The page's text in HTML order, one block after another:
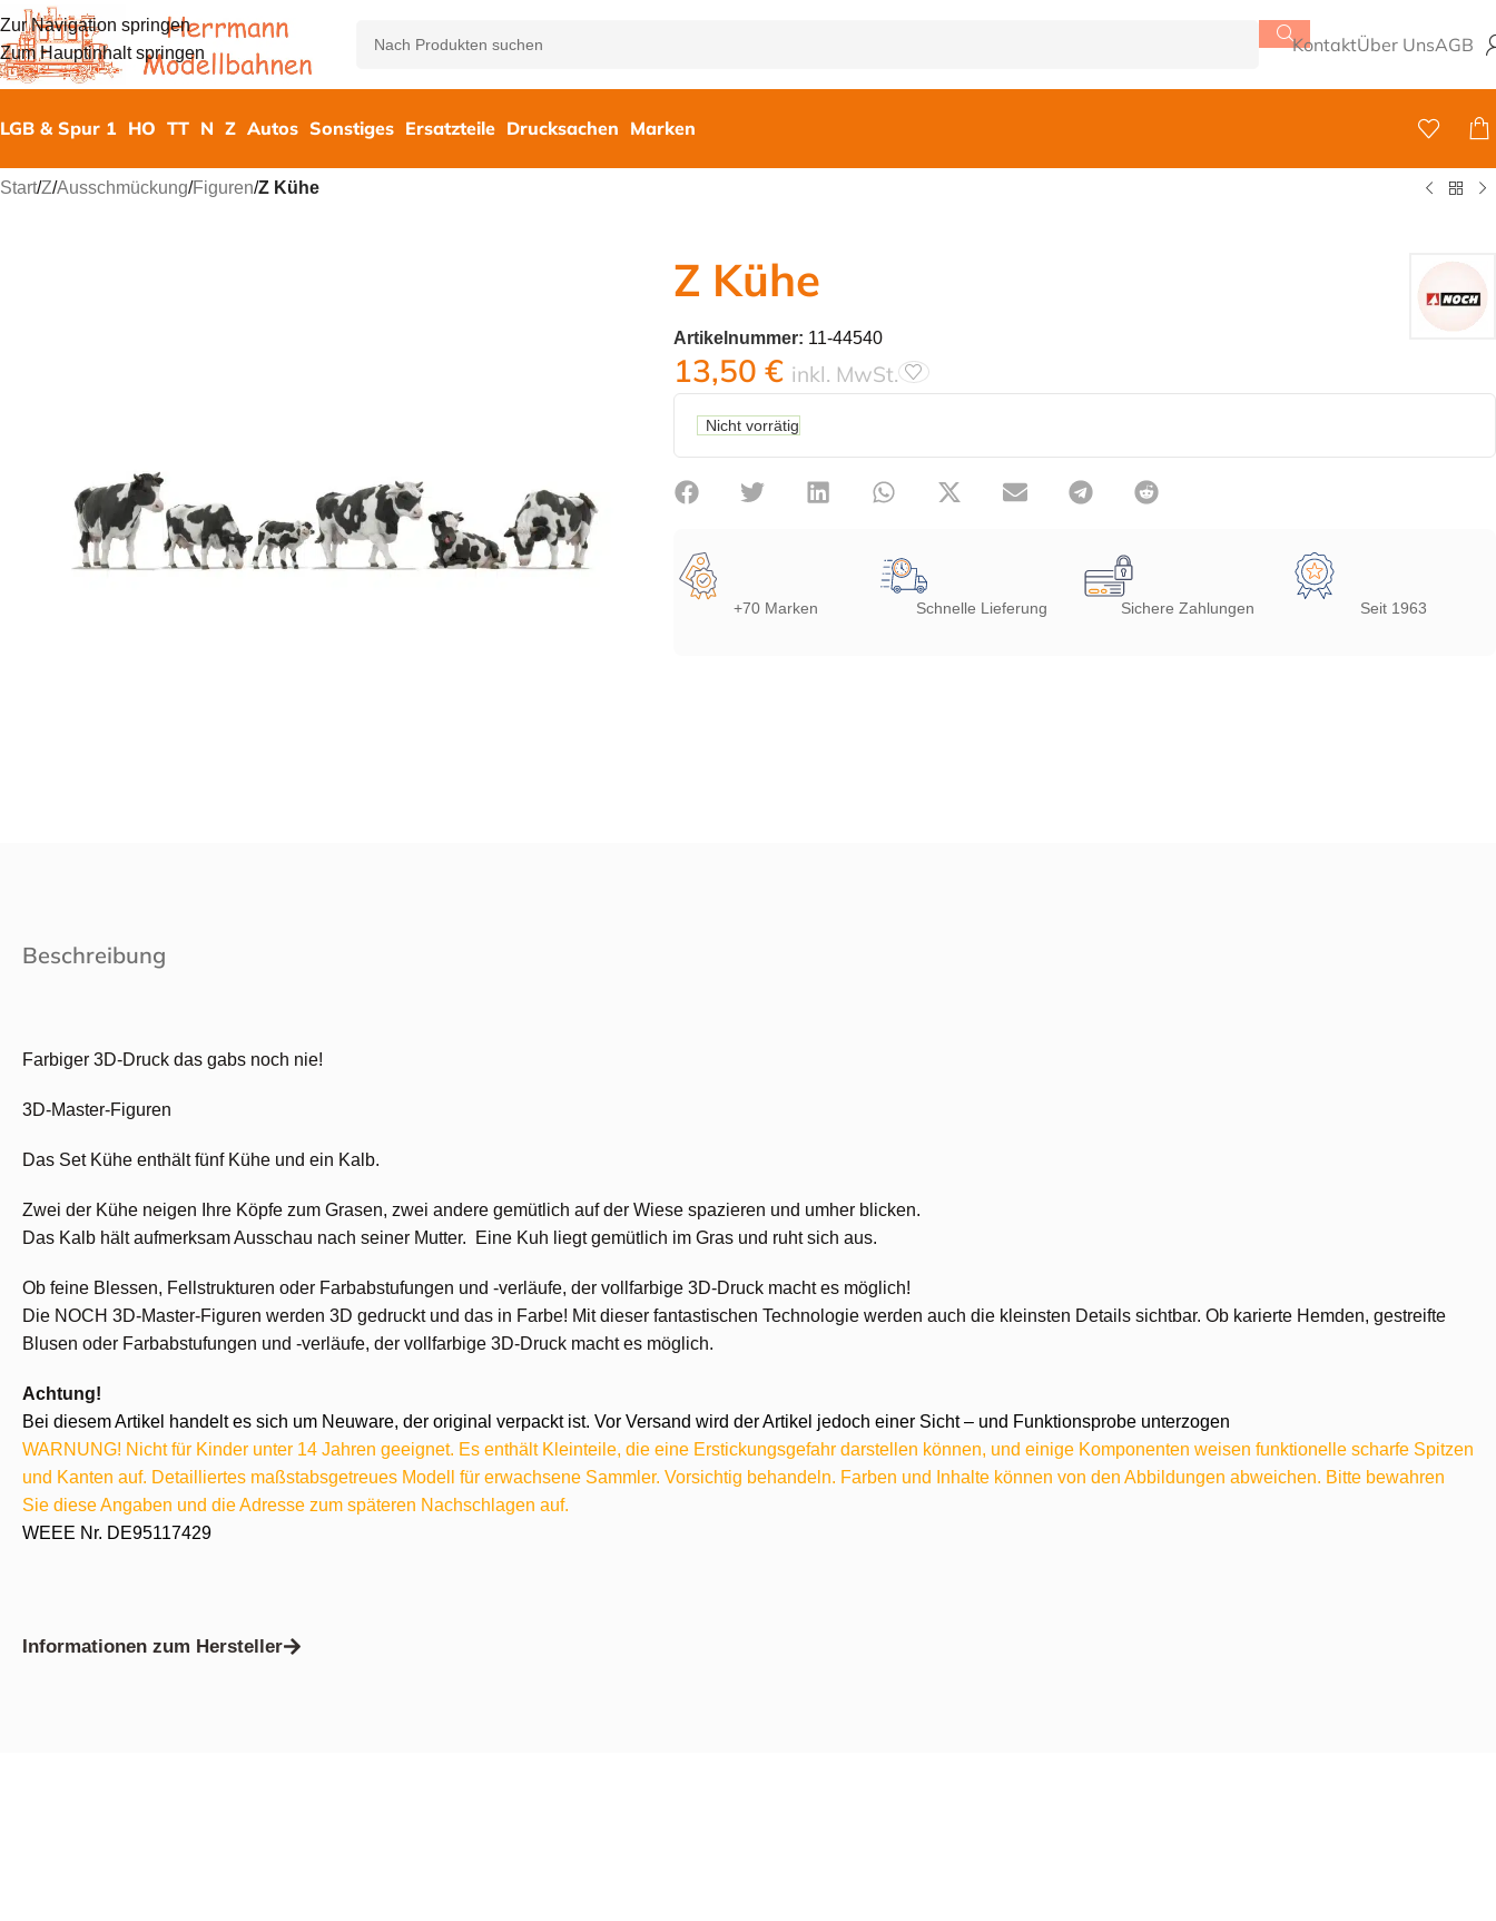
Zur Navigation springen
Zum Hauptinhalt springen
KontaktÜber UnsAGB
LGB & Spur 1 HO TT N Z Autos Sonstiges Ersatzteile Drucksachen Marken
Start/Z/Ausschmückung/Figuren/Z Kühe
Z Kühe
Artikelnummer: 11-44540
13,50 € inkl. MwSt.
Nicht vorrätig
+70 Marken Schnelle Lieferung Sichere Zahlungen Seit 1963
Beschreibung
Farbiger 3D-Druck das gabs noch nie!
3D-Master-Figuren
Das Set Kühe enthält fünf Kühe und ein Kalb.
Zwei der Kühe neigen Ihre Köpfe zum Grasen, zwei andere gemütlich auf der Wiese spazieren und umher blicken.
Das Kalb hält aufmerksam Ausschau nach seiner Mutter. Eine Kuh liegt gemütlich im Gras und ruht sich aus.
Ob feine Blessen, Fellstrukturen oder Farbabstufungen und -verläufe, der vollfarbige 3D-Druck macht es möglich!
Die NOCH 3D-Master-Figuren werden 3D gedruckt und das in Farbe! Mit dieser fantastischen Technologie werden auch die kleinsten Details sichtbar. Ob karierte Hemden, gestreifte
Blusen oder Farbabstufungen und -verläufe, der vollfarbige 3D-Druck macht es möglich.
Achtung!
Bei diesem Artikel handelt es sich um Neuware, der original verpackt ist. Vor Versand wird der Artikel jedoch einer Sicht – und Funktionsprobe unterzogen
WARNUNG! Nicht für Kinder unter 14 Jahren geeignet. Es enthält Kleinteile, die eine Erstickungsgefahr darstellen können, und einige Komponenten weisen funktionelle scharfe Spitzen
und Kanten auf. Detailliertes maßstabsgetreues Modell für erwachsene Sammler. Vorsichtig behandeln. Farben und Inhalte können von den Abbildungen abweichen. Bitte bewahren
Sie diese Angaben und die Adresse zum späteren Nachschlagen auf.
WEEE Nr. DE95117429
Informationen zum Hersteller